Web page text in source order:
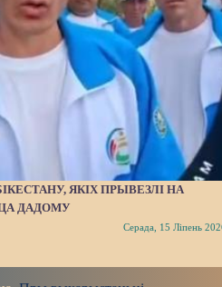
ЯКІХ ПРЫВЕЗЛІ НА
ДАДОМУ
Серада, 15 Ліпень